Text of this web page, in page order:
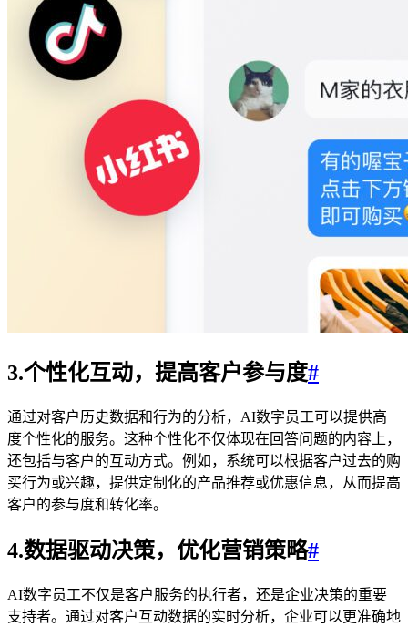
3.个性化互动，提高客户参与度#
通过对客户历史数据和行为的分析，AI数字员工可以提供高
度个性化的服务。这种个性化不仅体现在回答问题的内容上，
还包括与客户的互动方式。例如，系统可以根据客户过去的购
买行为或兴趣，提供定制化的产品推荐或优惠信息，从而提高
客户的参与度和转化率。
4.数据驱动决策，优化营销策略#
AI数字员工不仅是客户服务的执行者，还是企业决策的重要
支持者。通过对客户互动数据的实时分析，企业可以更准确地